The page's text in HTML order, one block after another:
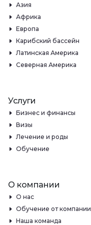
Азия
Африка
Европа
Карибский бассейн
Латинская Америка
Северная Америка
Услуги
Бизнес и финансы
Визы
Лечение и роды
Обучение
О компании
О нас
Обучение от компании
Наша команда